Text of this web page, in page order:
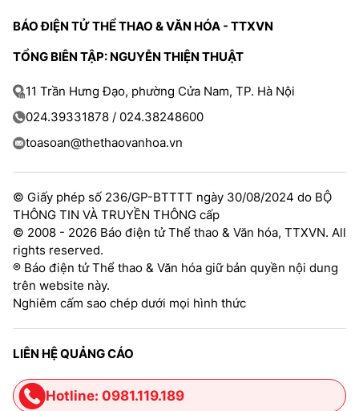
BÁO ĐIỆN TỬ THỂ THAO & VĂN HÓA - TTXVN
TỔNG BIÊN TẬP: NGUYỄN THIỆN THUẬT
11 Trần Hưng Đạo, phường Cửa Nam, TP. Hà Nội
024.39331878 / 024.38248600
toasoan@thethaovanhoa.vn
© Giấy phép số 236/GP-BTTTT ngày 30/08/2024 do BỘ
THÔNG TIN VÀ TRUYỀN THÔNG cấp
© 2008 - 2026 Báo điện tử Thể thao & Văn hóa, TTXVN. All
rights reserved.
® Báo điện tử Thể thao & Văn hóa giữ bản quyền nội dung
trên website này.
Nghiêm cấm sao chép dưới mọi hình thức
LIÊN HỆ QUẢNG CÁO
Hotline: 0981.119.189